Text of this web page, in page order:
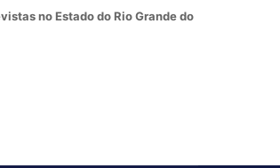
no Estado do Rio Grande do